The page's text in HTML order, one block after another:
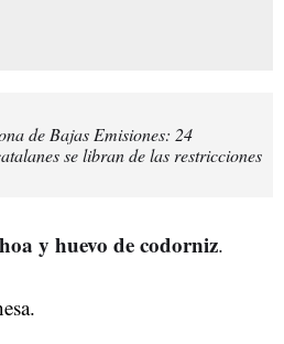
de Bajas Emisiones: 24
se libran de las restricciones
y huevo de codorniz.